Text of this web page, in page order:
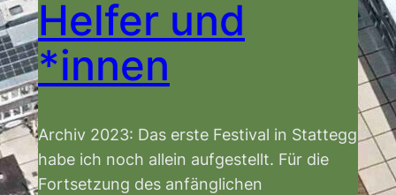
Helfer und
*innen
Archiv 2023: Das erste Festival in Stattegg
habe ich noch allein aufgestellt. Für die
Fortsetzung des anfänglichen